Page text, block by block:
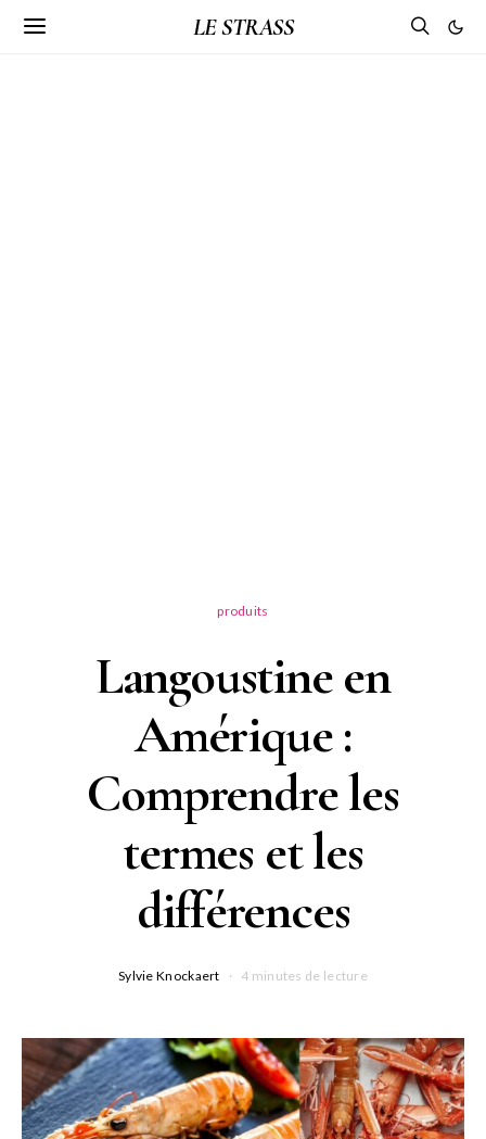
LE STRASS
produits
Langoustine en
Amérique :
Comprendre les
termes et les
différences
Sylvie Knockaert 4 minutes de lecture